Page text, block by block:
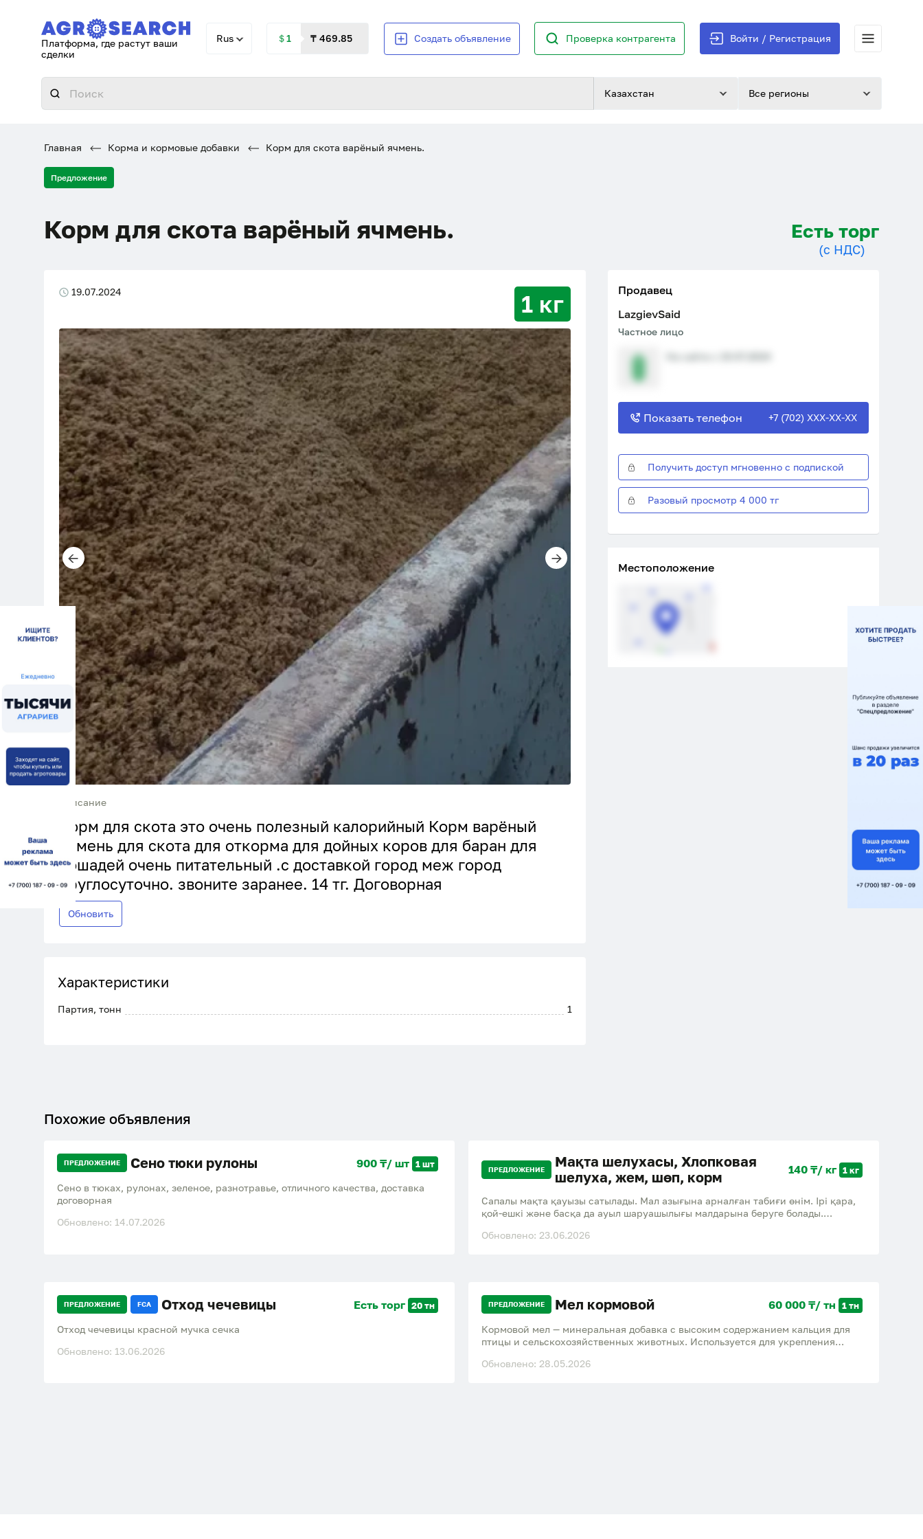
Платформа, где растут ваши
сделки
Rus ＄1 ₸ 469.85 Создать объявление Проверка контрагента Войти / Регистрация
Казахстан Все регионы
Главная Корма и кормовые добавки Корм для скота варёный ячмень.
Предложение
Корм для скота варёный ячмень. Есть торг
(с НДС)
19.07.2024 1 кг
Описание
Корм для скота это очень полезный калорийный Корм варёный
ячмень для скота для откорма для дойных коров для баран для
лошадей очень питательный .с доставкой город меж город
круглосуточно. звоните заранее. 14 тг. Договорная
Обновить
Характеристики
Партия, тонн 1
Продавец
LazgievSaid
Частное лицо
Показать телефон +7 (702) XXX-XX-XX
Получить доступ мгновенно с подпиской
Разовый просмотр 4 000 тг
Местоположение
Похожие объявления
ПРЕДЛОЖЕНИЕ Сено тюки рулоны 900 ₸/ шт 1 шт
Сено в тюках, рулонах, зеленое, разнотравье, отличного качества, доставка
договорная
Обновлено: 14.07.2026
ПРЕДЛОЖЕНИЕ
Мақта шелухасы, Хлопковая
шелуха, жем, шөп, корм
140 ₸/ кг 1 кг
Сапалы мақта қауызы сатылады. Мал азығына арналған табиғи өнім. Ірі қара,
қой-ешкі және басқа да ауыл шаруашылығы малдарына беруге болады.
кормовой продукт для сельскохозяйственных животных. Доставка есть!
Обновлено: 23.06.2026
ПРЕДЛОЖЕНИЕ FCA Отход чечевицы Есть торг 20 тн
Отход чечевицы красной мучка сечка
Обновлено: 13.06.2026
ПРЕДЛОЖЕНИЕ Мел кормовой 60 000 ₸/ тн 1 тн
Кормовой мел — минеральная добавка с высоким содержанием кальция для
птицы и сельскохозяйственных животных. Используется для укрепления
Обновлено: 28.05.2026